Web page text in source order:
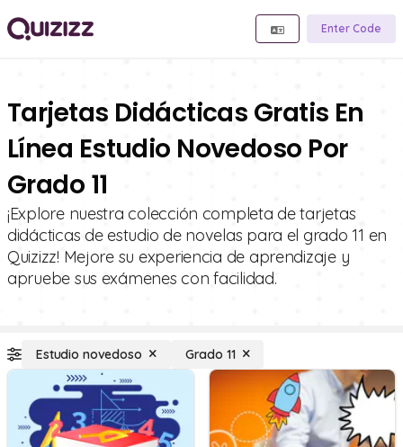
Enter Code
Tarjetas Didácticas Gratis En
Línea Estudio Novedoso Por
Grado 11
¡Explore nuestra colección completa de tarjetas
didácticas de estudio de novelas para el grado 11 en
Quizizz! Mejore su experiencia de aprendizaje y
apruebe sus exámenes con facilidad.
Estudio novedoso Grado 11